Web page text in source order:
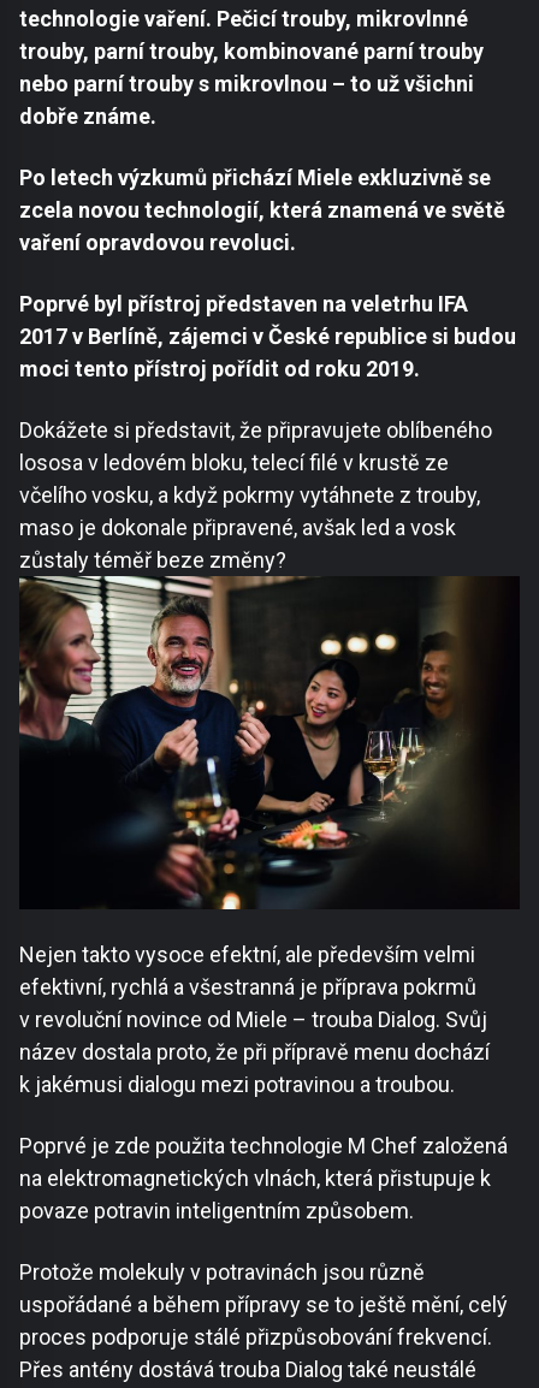
technologie vaření. Pečicí trouby, mikrovlnné
trouby, parní trouby, kombinované parní trouby
nebo parní trouby s mikrovlnou – to už všichni
dobře známe.
Po letech výzkumů přichází Miele exkluzivně se
zcela novou technologií, která znamená ve světě
vaření opravdovou revoluci.
Poprvé byl přístroj představen na veletrhu IFA
2017 v Berlíně, zájemci v České republice si budou
moci tento přístroj pořídit od roku 2019.
Dokážete si představit, že připravujete oblíbeného
lososa v ledovém bloku, telecí filé v krustě ze
včelího vosku, a když pokrmy vytáhnete z trouby,
maso je dokonale připravené, avšak led a vosk
zůstaly téměř beze změny?
Nejen takto vysoce efektní, ale především velmi
efektivní, rychlá a všestranná je příprava pokrmů
v revoluční novince od Miele – trouba Dialog. Svůj
název dostala proto, že při přípravě menu dochází
k jakémusi dialogu mezi potravinou a troubou.
Poprvé je zde použita technologie M Chef založená
na elektromagnetických vlnách, která přistupuje k
povaze potravin inteligentním způsobem.
Protože molekuly v potravinách jsou různě
uspořádané a během přípravy se to ještě mění, celý
proces podporuje stálé přizpůsobování frekvencí.
Přes antény dostává trouba Dialog také neustálé